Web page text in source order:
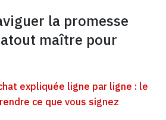
la promesse
maître pour
expliquée ligne par ligne : le
ce que vous signez